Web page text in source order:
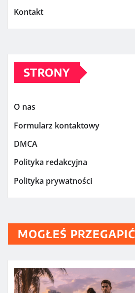
Kontakt
STRONY
O nas
Formularz kontaktowy
DMCA
Polityka redakcyjna
Polityka prywatności
MOGŁEŚ PRZEGAPIĆ